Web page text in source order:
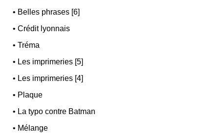
• Belles phrases [6]
•Crédit lyonnais
•Tréma
• Les imprimeries [5]
• Les imprimeries [4]
• Plaque
• La typo contre Batman
• Mélange